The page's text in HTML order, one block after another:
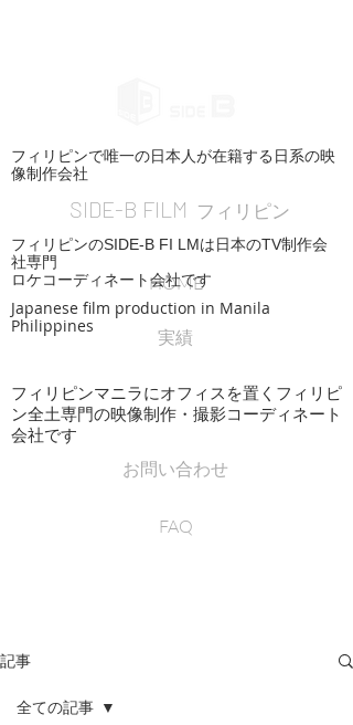
フィリピンで唯一の日本人が在籍する日系の映
像制作会社
SIDE-B FILM フィリピン
Japanese film production in Manila
Philippines
HOME
実績
フィリピンのSIDE-B FI LMは日本のTV制作会
社専門
ロケコーディネート会社です
フィリピンマニラにオフィスを置くフィリピ
ン全土専門の映像制作・撮影コーディネート
会社です
お問い合わせ
FAQ
記事
全ての記事